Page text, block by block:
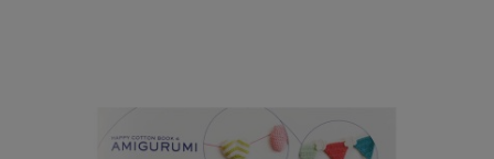
do koszyka